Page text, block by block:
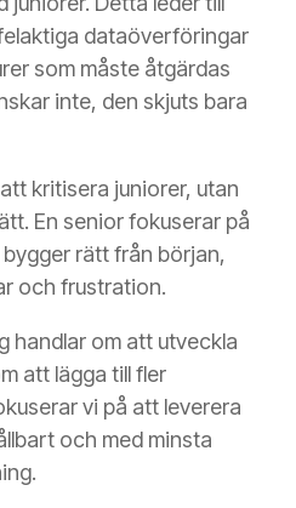
dataöverföringar
som måste åtgärdas
inte, den skjuts bara
kritisera juniorer, utan
En senior fokuserar på
rätt från början,
och frustration.
handlar om att utveckla
att lägga till fler
vi på att leverera
och med minsta